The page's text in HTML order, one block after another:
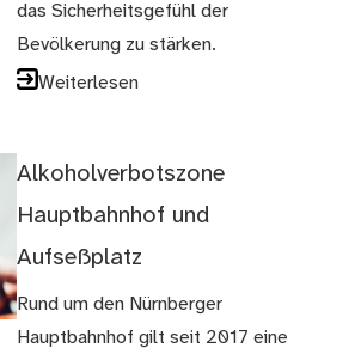
das Sicherheitsgefühl der
Bevölkerung zu stärken.
Weiterlesen
Alkoholverbotszone
Hauptbahnhof und
Aufseßplatz
Rund um den Nürnberger
Hauptbahnhof gilt seit 2017 eine